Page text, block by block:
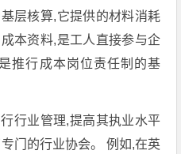
层核算,它提供的材料消耗
本资料,是工人直接参与企
推行成本岗位责任制的基
行业管理,提高其执业水平
门的行业协会。 例如,在英